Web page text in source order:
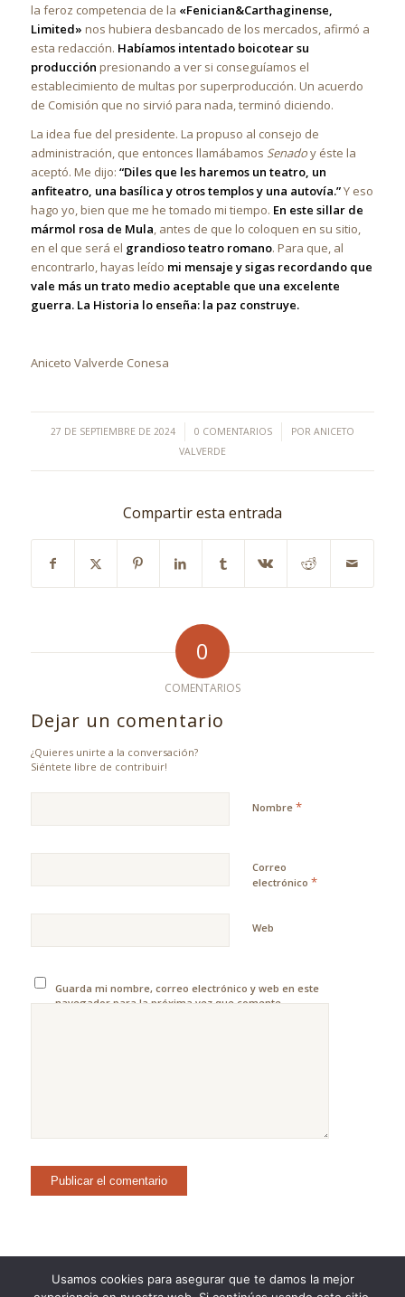
la feroz competencia de la «Fenician&Carthaginense,
Limited» nos hubiera desbancado de los mercados, afirmó a
esta redacción. Habíamos intentado boicotear su
producción presionando a ver si conseguíamos el
establecimiento de multas por superproducción. Un acuerdo
de Comisión que no sirvió para nada, terminó diciendo.
La idea fue del presidente. La propuso al consejo de
administración, que entonces llamábamos Senadoy éste la
aceptó. Me dijo: “Diles que les haremos un teatro, un
anfiteatro, una basílica y otros templos y una autovía.”Y eso
hago yo, bien que me he tomado mi tiempo. En este sillar de
mármol rosa de Mula, antes de que lo coloquen en su sitio,
en el que será el grandioso teatro romano. Para que, al
encontrarlo, hayas leído mi mensaje y sigas recordando que
vale más un trato medio aceptable que una excelente
guerra. La Historia lo enseña: la paz construye.
Aniceto Valverde Conesa
27 DE SEPTIEMBRE DE 2024
/ 0 COMENTARIOS
/ POR ANICETO
VALVERDE
Compartir esta entrada
0
COMENTARIOS
Dejar un comentario
¿Quieres unirte a la conversación?
Siéntete libre de contribuir!
Nombre *
Correo
electrónico *
Web
Guarda mi nombre, correo electrónico y web en este
navegador para la próxima vez que comente.
Usamos cookies para asegurar que te damos la mejor